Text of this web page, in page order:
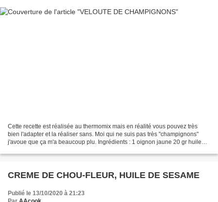
Cette recette est réalisée au thermomix mais en réalité vous pouvez très
bien l'adapter et la réaliser sans. Moi qui ne suis pas très "champignons"
j'avoue que ça m'a beaucoup plu. Ingrédients : 1 oignon jaune 20 gr huile
CREME DE CHOU-FLEUR, HUILE DE SESAME
Publié le 13/10/2020 à 21:23